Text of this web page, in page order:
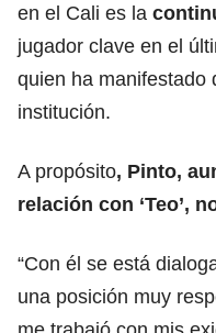
en el Cali es la
jugador clave en el
quien ha manifestado
institución.
A propósito, Pinto,
relación con ‘Teo’,
“Con él se está
una posición muy